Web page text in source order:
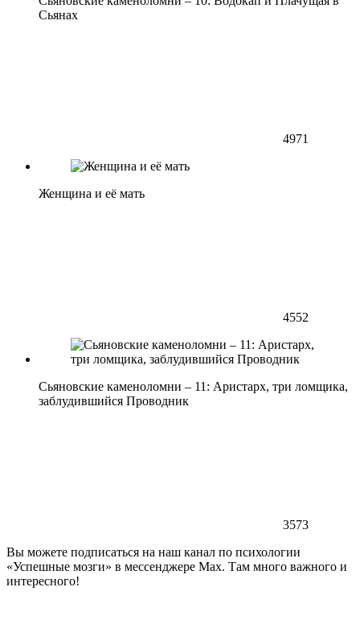
Сьянах
4971
Женщина и её мать
4552
Сьяновские каменоломни – 11: Аристарх, три ломщика,
заблудившийся Проводник
3573
Вы можете подписаться на наш канал по психологии
«Успешные мозги» в мессенджере Max. Там много важного и
интересного!